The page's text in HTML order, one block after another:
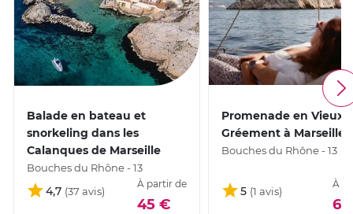
Balade en bateau et
snorkeling dans les
Calanques de Marseille
Bouches du Rhône - 13
4,7
À partir de
45 €
Promenade en Vieux
Gréement à Marseille
Bouches du Rhône - 13
5
À